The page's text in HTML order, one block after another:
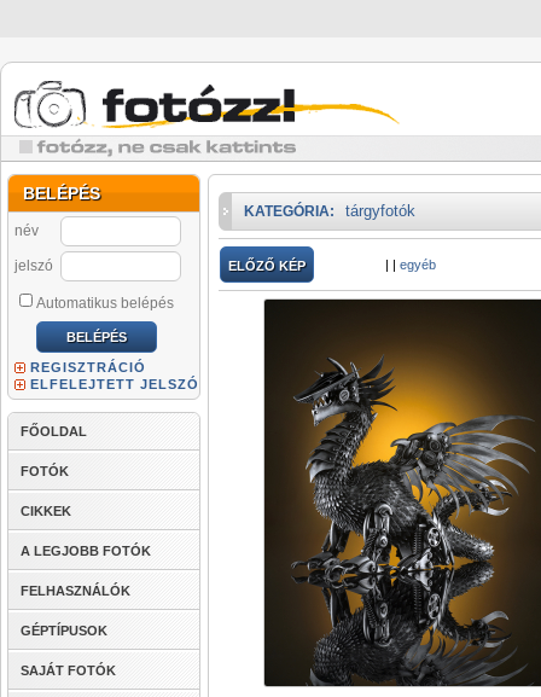
BELÉPÉS
név
jelszó
Automatikus belépés
REGISZTRÁCIÓ
ELFELEJTETT JELSZÓ
FŐOLDAL
FOTÓK
CIKKEK
A LEGJOBB FOTÓK
FELHASZNÁLÓK
GÉPTÍPUSOK
SAJÁT FOTÓK
KATEGÓRIA: tárgyfotók
ELŐZŐ KÉP | | egyéb